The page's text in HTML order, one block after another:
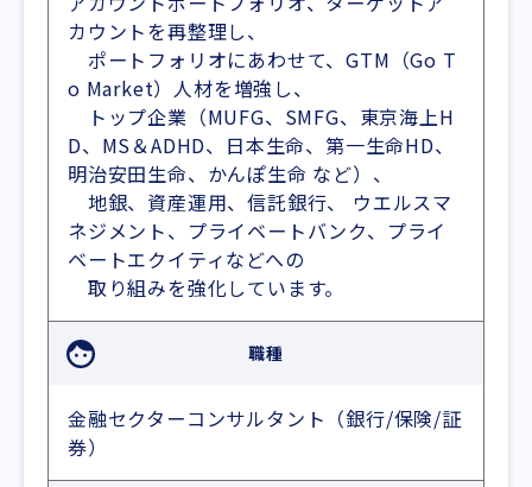
カウントを再整理し、
ポートフォリオにあわせて、GTM（Go T
o Market）人材を増強し、
トップ企業（MUFG、SMFG、東京海上H
D、MS＆ADHD、日本生命、第一生命HD、
明治安田生命、かんぽ生命 など）、
地銀、資産運用、信託銀行、 ウエルスマ
ネジメント、プライベートバンク、プライ
ベートエクイティなどへの
取り組みを強化しています。
職種
金融セクターコンサルタント（銀行/保険/証
券）